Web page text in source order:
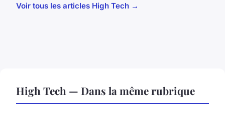
Voir tous les articles High Tech →
High Tech — Dans la même rubrique